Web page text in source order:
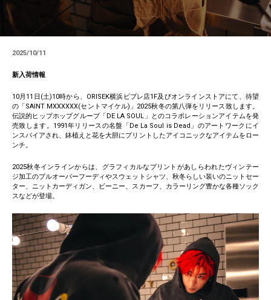
2025/10/11
新入荷情報
10月11日(土)10時から、ORISEK横浜ビブレ店1F及びオンラインストアにて、待望
の「SAINT MXXXXXX(セントマイケル)」2025秋冬の第八弾をリリース致します。
伝説的ヒップホップグループ「DE LA SOUL」とのコラボレーションアイテムを発
売致します。1991年リリースの名盤「De La Soul is Dead」のアートワークにイ
ンスパイアされ、鉢植えと花を大胆にプリントしたアイコニックなアイテムをロー
ンチ。
2025秋冬インラインからは、グラフィカルなプリントがあしらわれたヴィンテー
ジ加工のプルオーバーフーディやスウェットシャツ、秋冬らしい装いのニットセー
ター、ニットカーディガン、ビーニー、スカーフ、カラーリング豊かな各種ソック
スなどが登場。